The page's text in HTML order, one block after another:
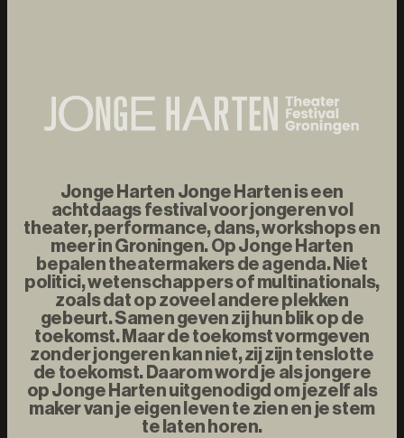
Jonge Harten Jonge Harten is een
achtdaags festival voor jongeren vol
theater, performance, dans, workshops en
meer in Groningen. Op Jonge Harten
bepalen theatermakers de agenda. Niet
politici, wetenschappers of multinationals,
zoals dat op zoveel andere plekken
gebeurt. Samen geven zij hun blik op de
toekomst. Maar de toekomst vormgeven
zonder jongeren kan niet, zij zijn tenslotte
de toekomst. Daarom word je als jongere
op Jonge Harten uitgenodigd om jezelf als
maker van je eigen leven te zien en je stem
te laten horen.